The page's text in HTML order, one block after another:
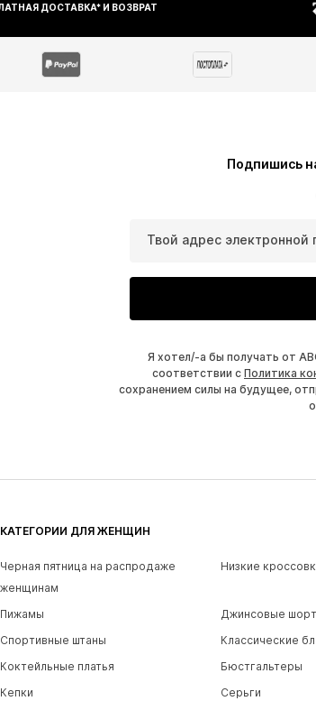
ДОСТАВКА* И ВОЗВРАТ
Подпишись
Твой адрес электронной
Я хотел/-а бы получать от
соответствии с Политика
сохранением силы на будущее,
КАТЕГОРИИ ДЛЯ ЖЕНЩИН
Черная пятница на распродаже
женщинам
Низкие
Пижамы Джинсовые
Спортивные штаны
Классические
Коктейльные платья
Бюстгальтеры
Кепки
Серьги